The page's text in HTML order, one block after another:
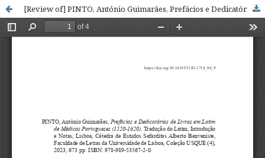
[Review of] PINTO, António Guimarães, Prefácios e Dedicatórias de Livros em Latim de Médicos Portugueses (1520-1620). Tradução do Latim, Introdução e Notas, Lisboa, Cátedra de Estudos Sefarditas Alberto Benveniste, Faculdade de Letras da Universidade de Lisboa